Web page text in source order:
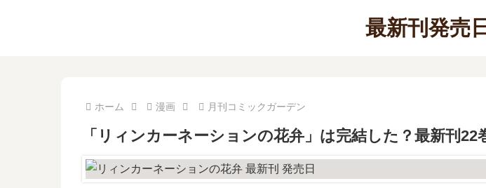
最新刊発売
ホーム 漫画 月刊コミックガーデン
「リィンカーネーションの花弁」は完結した？最新刊